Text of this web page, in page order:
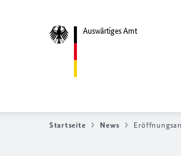
Auswärtiges Amt
Startseite News